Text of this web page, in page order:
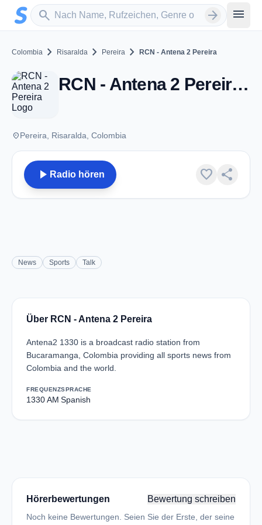
Zum Hauptinhalt springen
search
Sender suchen arrow_forward menu
Colombia chevron_right Risaralda chevron_right Pereira chevron_right RCN - Antena 2 Pereira
RCN - Antena 2 Pereira - AM 1330 - Pereira
placePereira, Risaralda, Colombia
play_arrow Radio hören favorite share
News Sports Talk
Über RCN - Antena 2 Pereira
Antena2 1330 is a broadcast radio station from
Bucaramanga, Colombia providing all sports news from
Colombia and the world.
FREQUENZ
1330 AM
SPRACHE
Spanish
Hörerbewertungen Bewertung schreiben
Noch keine Bewertungen. Seien Sie der Erste, der seine